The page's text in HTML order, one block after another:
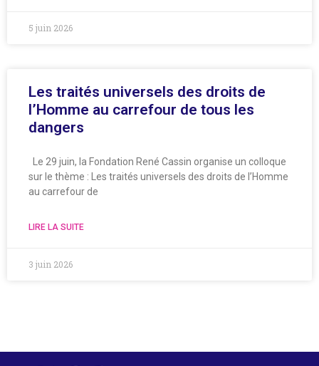
5 juin 2026
Les traités universels des droits de
l’Homme au carrefour de tous les
dangers
Le 29 juin, la Fondation René Cassin organise un colloque
sur le thème : Les traités universels des droits de l’Homme
au carrefour de
LIRE LA SUITE
3 juin 2026